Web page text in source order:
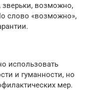
возможно,
слово «возможно»,
использовать
и гуманности, но
мер.